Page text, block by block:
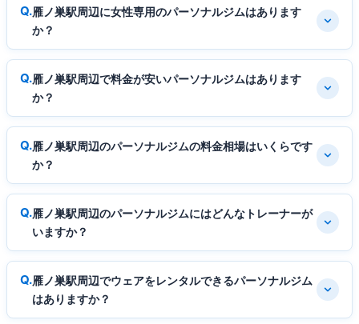
雁ノ巣駅周辺に女性専用のパーソナルジムはあります
か？
雁ノ巣駅周辺で料金が安いパーソナルジムはあります
か？
雁ノ巣駅周辺のパーソナルジムの料金相場はいくらです
か？
雁ノ巣駅周辺のパーソナルジムにはどんなトレーナーが
いますか？
雁ノ巣駅周辺でウェアをレンタルできるパーソナルジム
はありますか？